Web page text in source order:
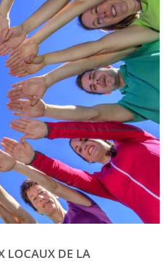
LOCAUX DE LA